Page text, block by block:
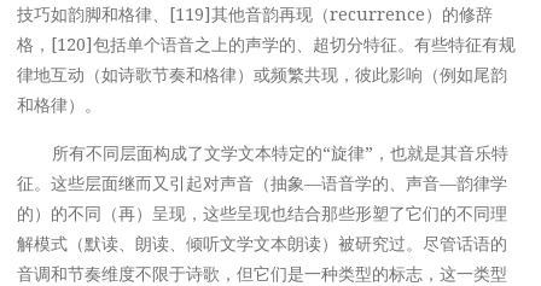
技巧如韵脚和格律、[119]其他音韵再现（recurrence）的修辞
格，[120]包括单个语音之上的声学的、超切分特征。有些特征有规
律地互动（如诗歌节奏和格律）或频繁共现，彼此影响（例如尾韵
和格律）。
所有不同层面构成了文学文本特定的“旋律”，也就是其音乐特
征。这些层面继而又引起对声音（抽象—语音学的、声音—韵律学
的）的不同（再）呈现，这些呈现也结合那些形塑了它们的不同理
解模式（默读、朗读、倾听文学文本朗读）被研究过。尽管话语的
音调和节奏维度不限于诗歌，但它们是一种类型的标志，这一类型